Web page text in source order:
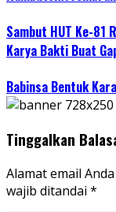
Sambut HUT Ke-81
Karya Bakti Buat
Babinsa Bentuk
Tinggalkan
Alamat email
wajib ditandai *